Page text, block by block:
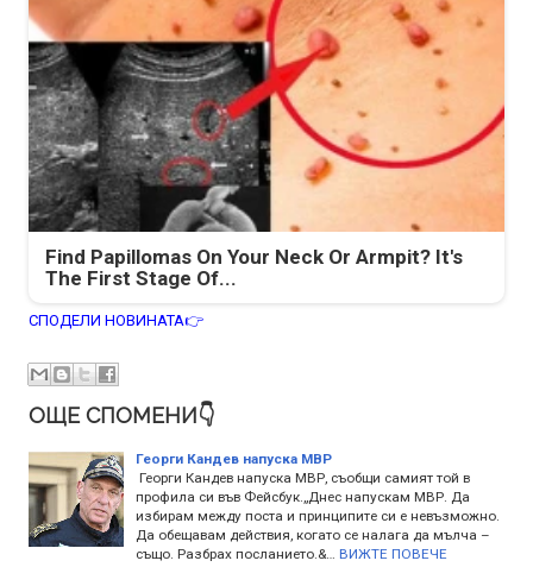
Find Papillomas On Your Neck Or Armpit? It's
The First Stage Of...
СПОДЕЛИ НОВИНАТА👉
ОЩЕ СПОМЕНИ👇
Георги Кандев напуска МВР
Георги Кандев напуска МВР, съобщи самият той в
профила си във Фейсбук.„Днес напускам МВР. Да
избирам между поста и принципите си е невъзможно.
Да обещавам действия, когато се налага да мълча –
също. Разбрах посланието.&…
ВИЖТЕ ПОВЕЧЕ